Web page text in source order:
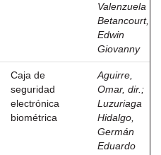
Valenzuela
Betancourt,
Edwin
Giovanny
Caja de
seguridad
electrónica
biométrica
Aguirre,
Omar, dir. ;
Luzuriaga
Hidalgo,
Germán
Eduardo